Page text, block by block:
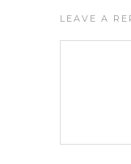
LEAVE A